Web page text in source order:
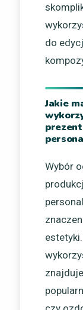
do
Jakie
Wybór